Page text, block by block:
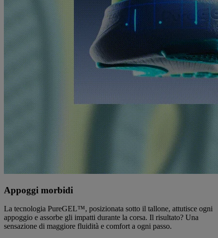
Appoggi morbidi
La tecnologia PureGEL™, posizionata sotto il tallone, attutisce ogni
appoggio e assorbe gli impatti durante la corsa. Il risultato? Una
sensazione di maggiore fluidità e comfort a ogni passo.